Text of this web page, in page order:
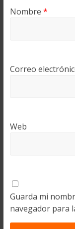
Nombre *
Correo
Web
Guarda mi
navegador para